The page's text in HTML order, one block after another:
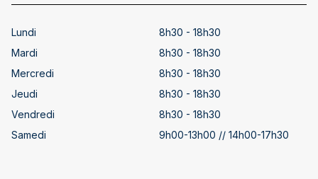
Lundi
8h30 - 18h30
Mardi
8h30 - 18h30
Mercredi
8h30 - 18h30
Jeudi
8h30 - 18h30
Vendredi
8h30 - 18h30
Samedi
9h00-13h00 // 14h00-17h30